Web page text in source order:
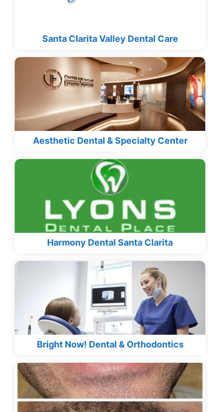
Santa Clarita Valley Dental Care
Aesthetic Dental & Specialty Center
Harmony Dental Santa Clarita
Bright Now! Dental & Orthodontics